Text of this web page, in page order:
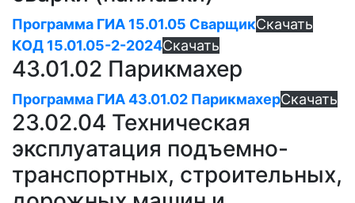
Программа ГИА 15.01.05 СварщикСкачать
КОД 15.01.05-2-2024Скачать
43.01.02 Парикмахер
Программа ГИА 43.01.02 ПарикмахерСкачать
23.02.04 Техническая
эксплуатация подъемно-
транспортных, строительных,